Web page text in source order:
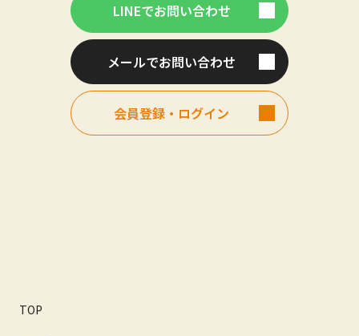
LINEでお問い合わせ
メールでお問い合わせ
会員登録・ログイン
TOP